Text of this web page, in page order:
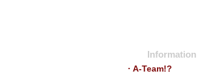
Information
· A-Team!?